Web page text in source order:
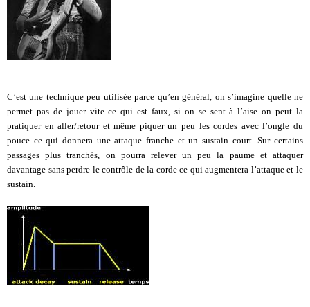
C’est une technique peu utilisée parce qu’en général, on s’imagine quelle ne
permet pas de jouer vite ce qui est faux, si on se sent à l’aise on peut la
pratiquer en aller/retour et même piquer un peu les cordes avec l’ongle du
pouce ce qui donnera une attaque franche et un sustain court. Sur certains
passages plus tranchés, on pourra relever un peu la paume et attaquer
davantage sans perdre le contrôle de la corde ce qui augmentera l’attaque et le
sustain.